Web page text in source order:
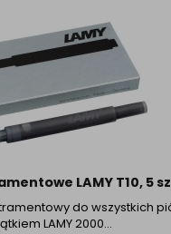
LAMY T10, 5
do wszystkich
LAMY 2000…